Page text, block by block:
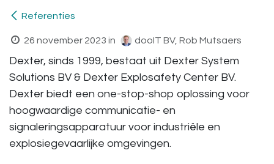
Referenties
26 november 2023 in dooIT BV, Rob Mutsaers
Dexter, sinds 1999, bestaat uit Dexter System
Solutions BV & Dexter Explosafety Center BV.
Dexter biedt een one-stop-shop oplossing voor
hoogwaardige communicatie- en
signaleringsapparatuur voor industriële en
explosiegevaarlijke omgevingen.